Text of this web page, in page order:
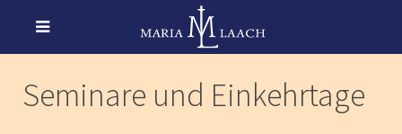
Seminare und Einkehrtage